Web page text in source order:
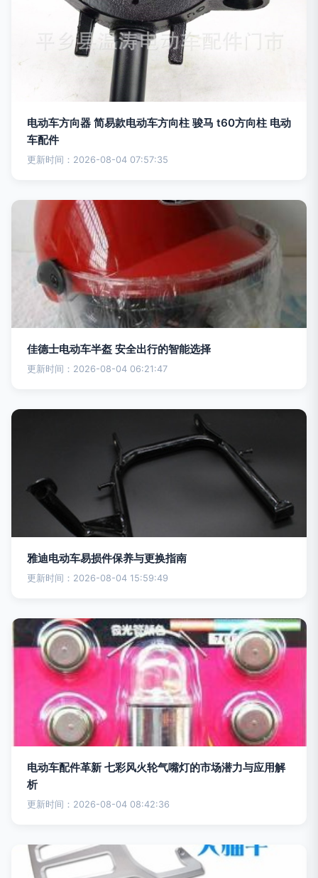
电动车方向器 简易款电动车方向柱 骏马 t60方向柱 电动
车配件
更新时间：2026-08-04 07:57:35
佳德士电动车半盔 安全出行的智能选择
更新时间：2026-08-04 06:21:47
雅迪电动车易损件保养与更换指南
更新时间：2026-08-04 15:59:49
电动车配件革新 七彩风火轮气嘴灯的市场潜力与应用解
析
更新时间：2026-08-04 08:42:36